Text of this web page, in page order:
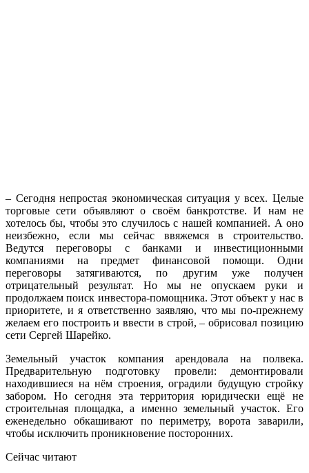
– Сегодня непростая экономическая ситуация у всех. Целые
торговые сети объявляют о своём банкротстве. И нам не
хотелось бы, чтобы это случилось с нашей компанией. А оно
неизбежно, если мы сейчас ввяжемся в строительство.
Ведутся переговоры с банками и инвестиционными
компаниями на предмет финансовой помощи. Одни
переговоры затягиваются, по другим уже получен
отрицательный результат. Но мы не опускаем руки и
продолжаем поиск инвестора-помощника. Этот объект у нас в
приоритете, и я ответственно заявляю, что мы по-прежнему
желаем его построить и ввести в строй, – обрисовал позицию
сети Сергей Шарейко.
Земельный участок компания арендовала на полвека.
Предварительную подготовку провели: демонтировали
находившиеся на нём строения, оградили будущую стройку
забором. Но сегодня эта территория юридически ещё не
строительная площадка, а именно земельный участок. Его
еженедельно обкашивают по периметру, ворота заварили,
чтобы исключить проникновение посторонних.
Сейчас читают